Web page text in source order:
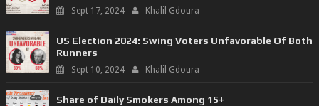
Sept 17, 2024 Khalil Gdoura
US Election 2024: Swing Voters Unfavorable Of Both
Runners
Sept 10, 2024 Khalil Gdoura
Share of Daily Smokers Among 15+